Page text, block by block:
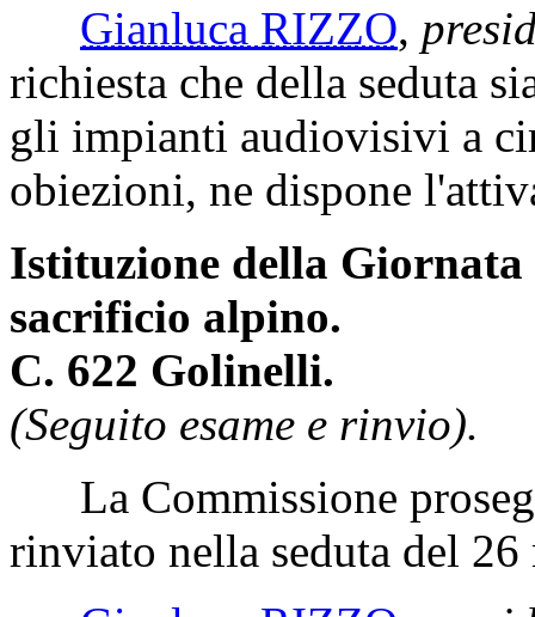
Gianluca RIZZO,
richiesta che della seduta
gli impianti audiovisivi a
obiezioni, ne dispone
Istituzione della Giornata
sacrificio alpino.
C. 622 Golinelli.
(Seguito esame e rinvio).
La Commissione
rinviato nella seduta del 26